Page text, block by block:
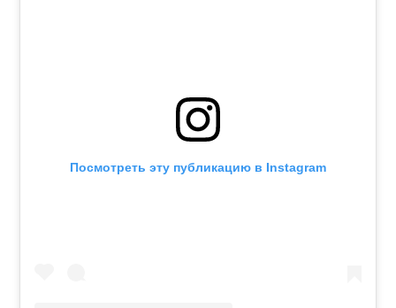
Посмотреть эту публикацию в Instagram